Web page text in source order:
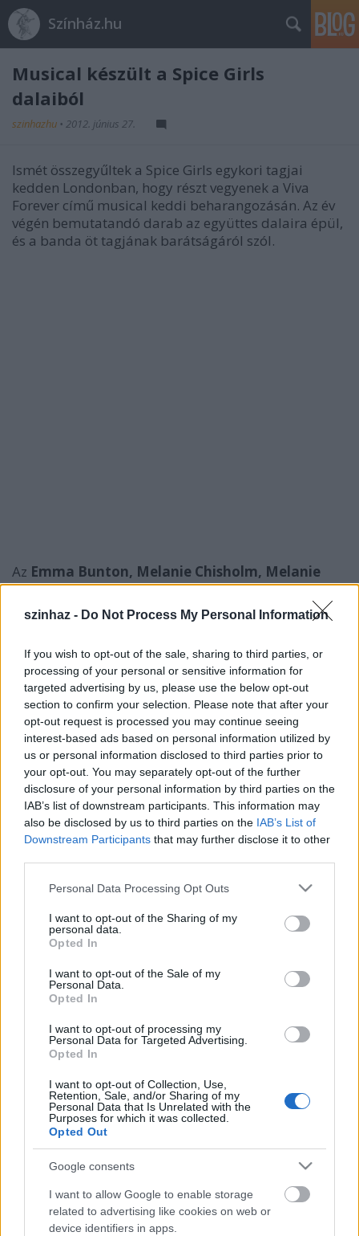
szinhaz - Do Not Process My Personal Information
If you wish to opt-out of the sale, sharing to third parties, or
processing of your personal or sensitive information for
targeted advertising by us, please use the below opt-out
section to confirm your selection. Please note that after your
opt-out request is processed you may continue seeing
interest-based ads based on personal information utilized by
us or personal information disclosed to third parties prior to
your opt-out. You may separately opt-out of the further
disclosure of your personal information by third parties on the
IAB’s list of downstream participants. This information may
also be disclosed by us to third parties on the IAB’s List of
Downstream Participants that may further disclose it to other
Please note that this website/app uses one or more Google
not limited to your visit or usage behaviour. You may click to
grant or deny consent to Google and its third-party tags to
use your data for below specified purposes in below Google
consent section.
Personal Data Processing Opt Outs
I want to opt-out of the Sharing of my
personal data.
Opted In
I want to opt-out of the Sale of my
Personal Data.
Opted In
I want to opt-out of processing my
Personal Data for Targeted Advertising.
Opted In
I want to opt-out of Collection, Use,
Retention, Sale, and/or Sharing of my
Personal Data that Is Unrelated with the
Purposes for which it was collected.
Opted Out
Google consents
I want to allow Google to enable storage
related to advertising like cookies on web or
device identifiers in apps.
Színház.hu
Musical készült a Spice Girls
dalaiból
szinhazhu • 2012. június 27.
Ismét összegyűltek a Spice Girls egykori tagjai
kedden Londonban, hogy részt vegyenek a Viva
Forever című musical keddi beharangozásán. Az év
végén bemutatandó darab az együttes dalaira épül,
és a banda öt tagjának barátságáról szól.
Az Emma Bunton, Melanie Chisholm, Melanie
Brown, Geri Halliwell és Victoria Beckham-
becenevükön Baby, Sporty, Scary, Ginger és Posh -
alkotta lányegyüttes 75 millió lemezt adott el
Az egy évtizede feloszlott Spice Girls ismét
"Minden elképzelésünket felülmúlja" - jelentette ki
Melanie Chisholm
alkotója írt.
Melanie Brownúgy vélte, hogy a szereplők jobban
énekelnek, mint annak idején az együttes. Victoria
Beckham pedig azt hangsúlyozta, hogy a show egy
teljesen új generációval ismerteti meg a Spice
Girlsszel összefonódott "girl power"-jelenséget.